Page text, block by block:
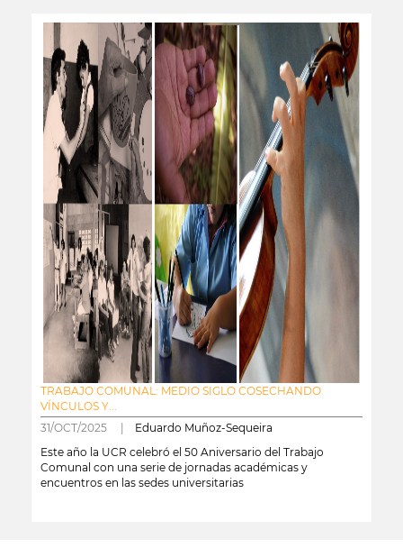
TRABAJO COMUNAL: MEDIO SIGLO COSECHANDO
VÍNCULOS Y...
31/OCT/2025 | Eduardo Muñoz-Sequeira
Este año la UCR celebró el 50 Aniversario del Trabajo
Comunal con una serie de jornadas académicas y
encuentros en las sedes universitarias